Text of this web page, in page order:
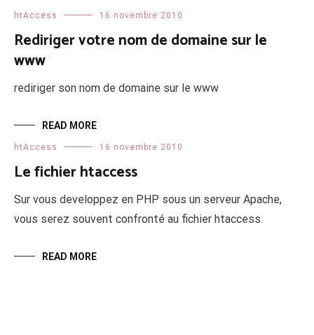
htAccess 16 novembre 2010
Rediriger votre nom de domaine sur le
www
rediriger son nom de domaine sur le www
READ MORE
htAccess 16 novembre 2010
Le fichier htaccess
Sur vous developpez en PHP sous un serveur Apache,
vous serez souvent confronté au fichier htaccess.
READ MORE